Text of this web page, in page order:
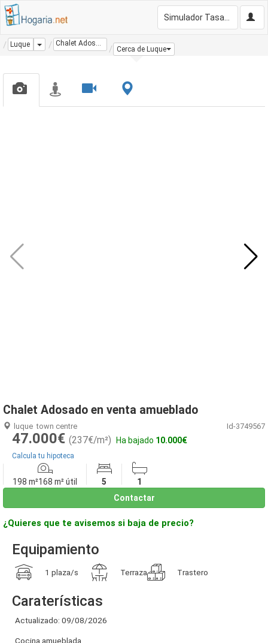
Luque Dropdown Chalet Adosado
Cerca de Luque
Chalet Adosado en venta amueblado
luque town centre Id-3749567
47.000€ (237€/m²) Ha bajado 10.000€
Calcula tu hipoteca
198 m²168 m² útil 5
1
Contactar
¿Quieres que te avisemos si baja de precio?
Equipamiento
1 plaza/s Terraza Trastero
Caraterísticas
Actualizado: 09/08/2026
Cocina amueblada